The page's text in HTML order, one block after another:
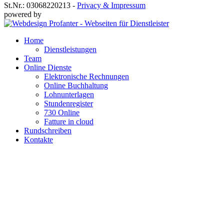
St.Nr.: 03068220213 - Privacy & Impressum
powered by
Home
Dienstleistungen
Team
Online Dienste
Elektronische Rechnungen
Online Buchhaltung
Lohnunterlagen
Stundenregister
730 Online
Fatture in cloud
Rundschreiben
Kontakte